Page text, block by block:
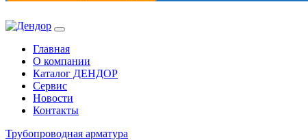
Главная
О компании
Каталог ДЕНДОР
Сервис
Новости
Контакты
Трубопроводная арматура